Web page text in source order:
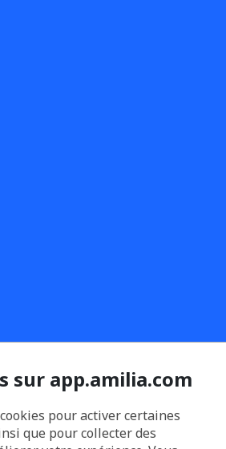
sur app.amilia.com
pour activer certaines
que pour collecter des